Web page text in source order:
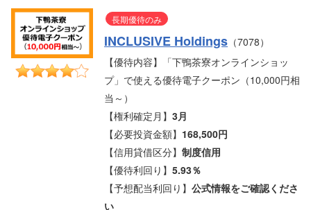
長期優待のみ
INCLUSIVE Holdings （7078）
【優待内容】「下鴨茶寮オンラインショッ
プ」で使える優待電子クーポン（10,000円相
当～）
【権利確定月】3月
【必要投資金額】 168,500円
【信用貸借区分】制度信用
【優待利回り】5.93％
【予想配当利回り】公式情報をご確認くださ
い